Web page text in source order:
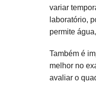
variar
laboratório,
permite
Também é
melhor no
avaliar o